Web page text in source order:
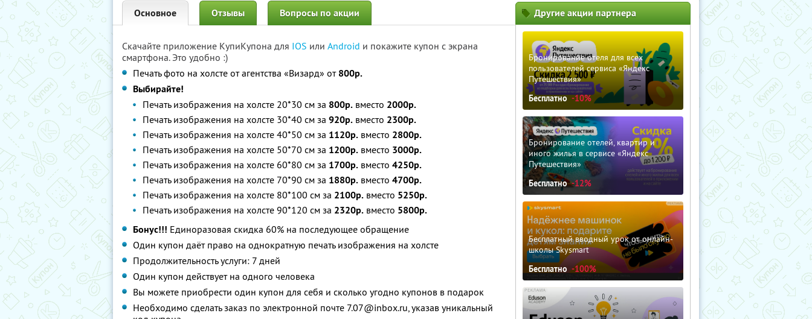
Основное Отзывы Вопросы по акции
Скачайте приложение КупиКупона для IOS или Android и покажите купон с экрана
смартфона. Это удобно :)
Печать фото на холсте от агентства «Визард» от 800р.
Выбирайте!
Печать изображения на холсте 20*30 см за 800р. вместо 2000р.
Печать изображения на холсте 30*40 см за 920р. вместо 2300р.
Печать изображения на холсте 40*50 см за 1120р. вместо 2800р.
Печать изображения на холсте 50*70 см за 1200р. вместо 3000р.
Печать изображения на холсте 60*80 см за 1700р. вместо 4250р.
Печать изображения на холсте 70*90 см за 1880р. вместо 4700р.
Печать изображения на холсте 80*100 см за 2100р. вместо 5250р.
Печать изображения на холсте 90*120 см за 2320р. вместо 5800р.
Бонус!!! Единоразовая скидка 60% на последующее обращение
Один купон даёт право на однократную печать изображения на холсте
Продолжительность услуги: 7 дней
Один купон действует на одного человека
Вы можете приобрести один купон для себя и сколько угодно купонов в подарок
Необходимо сделать заказ по электронной почте 7.07@inbox.ru, указав уникальный
Другие акции партнера
Бронирование отеля для всех
пользователей сервиса «Яндекс
Путешествия»
Бесплатно -10%
Бронирование отелей, квартир и
иного жилья в сервисе «Яндекс
Путешествия»
Бесплатно -12%
Бесплатный вводный урок от онлайн-
школы Skysmart
Бесплатно -100%